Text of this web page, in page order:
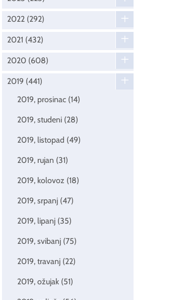
2022 (292)
2021 (432)
2020 (608)
2019 (441)
2019, prosinac (14)
2019, studeni (28)
2019, listopad (49)
2019, rujan (31)
2019, kolovoz (18)
2019, srpanj (47)
2019, lipanj (35)
2019, svibanj (75)
2019, travanj (22)
2019, ožujak (51)